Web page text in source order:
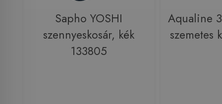
Sapho YOSHI
szennyeskosár, kék
133805
Aqualine
szemetes